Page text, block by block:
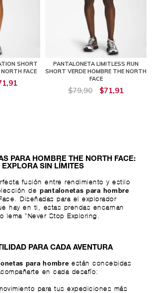
SHORT
FACE
PANTALONETA LIMITLESS RUN
SHORT VERDE HOMBRE THE NORTH
FACE
$79,90 $71,91
PARA HOMBRE THE NORTH FACE:
EXPLORA SIN LÍMITES
fusión entre rendimiento y estilo
de
pantalonetas para hombre
Diseñadas para el explorador
hay en ti, estas prendas encarnan
lema "Never Stop Exploring.
PARA CADA AVENTURA
para hombre están concebidas
en cada desafío:
para tus expediciones más